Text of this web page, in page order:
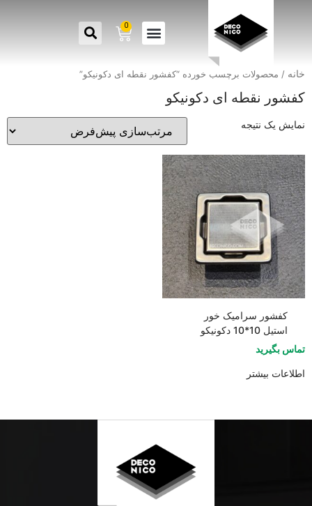
0
خانه / محصولات برچسب خورده “کفشور نقطه ای دکونیکو”
کفشور نقطه ای دکونیکو
نمایش یک نتیجه
کفشور سرامیک خور
استیل 10*10 دکونیکو
تماس بگیرید
اطلاعات بیشتر